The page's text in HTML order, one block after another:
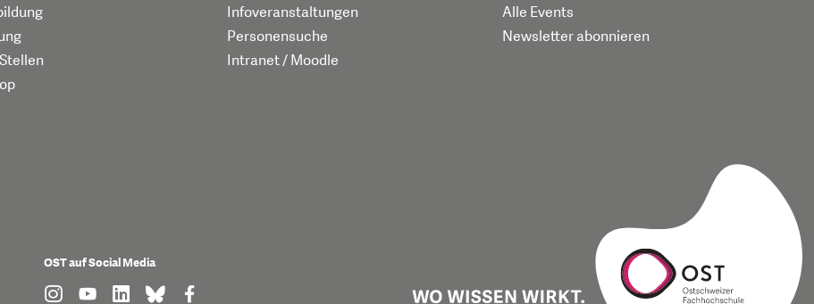
Infoveranstaltungen
Personensuche
Intranet / Moodle
Alle Events
Newsletter abonnieren
OST auf Social Media
find us on: instagram
find us on: youtube
find us on: linkedin
find us on: bluesky
find us on: facebook